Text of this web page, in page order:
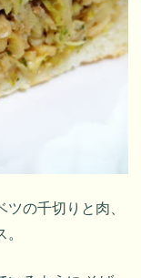
の千切りと肉、